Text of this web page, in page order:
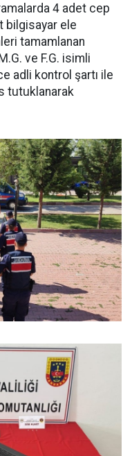
4 adet cep
bilgisayar ele
tamamlanan
ve F.G. isimli
adli kontrol şartı ile
tutuklanarak